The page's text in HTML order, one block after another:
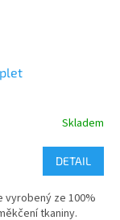
Skladem
DETAIL
vyrobený ze 100%
tkaniny.